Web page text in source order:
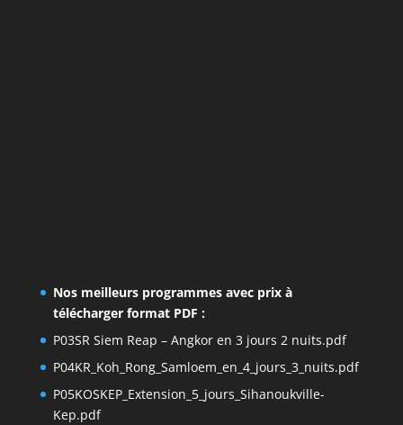
Nos meilleurs programmes avec prix à
télécharger format PDF :
P03SR Siem Reap – Angkor en 3 jours 2 nuits.pdf
P04KR_Koh_Rong_Samloem_en_4_jours_3_nuits.pdf
P05KOSKEP_Extension_5_jours_Sihanoukville-
Kep.pdf